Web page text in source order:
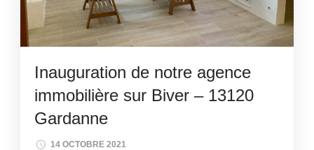
Inauguration de notre agence
immobilière sur Biver – 13120
Gardanne
14 OCTOBRE 2021